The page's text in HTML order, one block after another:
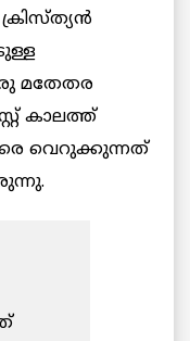
മതേതര
കാലത്ത്
വെറുക്കുന്നത്